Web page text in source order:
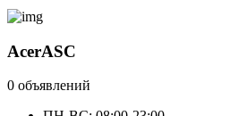
AcerASC
0 объявлений